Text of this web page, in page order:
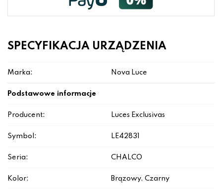
SPECYFIKACJA URZĄDZENIA
Marka: Nova Luce
Podstawowe informacje
Producent: Luces Exclusivas
Symbol: LE42831
Seria: CHALCO
Kolor: Brązowy, Czarny